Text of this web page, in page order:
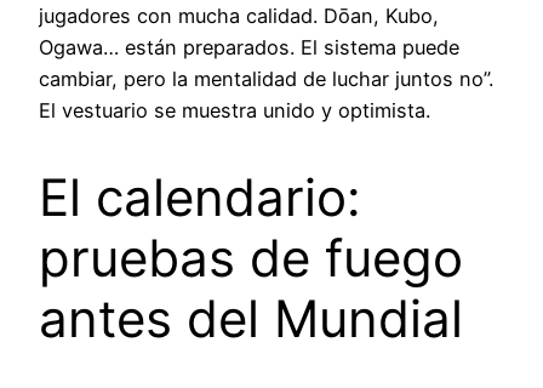
jugadores con mucha calidad. Dōan, Kubo,
Ogawa… están preparados. El sistema puede
cambiar, pero la mentalidad de luchar juntos no”.
El vestuario se muestra unido y optimista.
El calendario:
pruebas de fuego
antes del Mundial